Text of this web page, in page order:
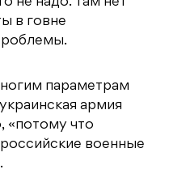
не надо. Там нет
в говне
параметрам
армия
«потому что
военные